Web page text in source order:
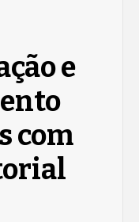
e
com